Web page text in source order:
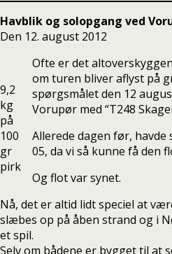
Havblik og solopgang ved
Den 12. august 2012
9,2
kg
på
100
gr
pirk
Ofte er det
om turen bliver aflyst på
spørgsmålet den 12
Vorupør med “T248
Allerede dagen før,
05, da vi så kunne få den
Og flot var synet.
Nå, det er altid lidt speciel at
slæbes op på åben strand og i
et spil.
Selv om bådene er bygget til at